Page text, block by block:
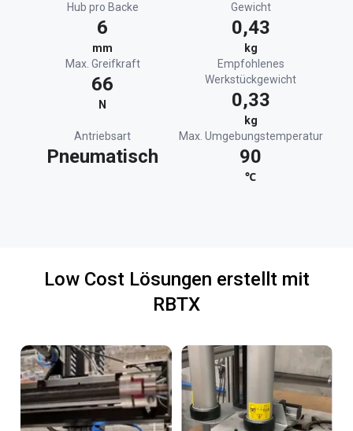
Hub pro Backe
6
mm
Gewicht
0,43
kg
Max. Greifkraft
66
N
Empfohlenes
Werkstückgewicht
0,33
kg
Antriebsart
Pneumatisch
Max. Umgebungstemperatur
90
℃
Low Cost Lösungen erstellt mit
RBTX